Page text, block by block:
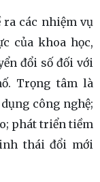
ra các nhiệm vụ
của khoa học,
đổi số đối với
Trọng tâm là
công nghệ;
phát triển tiềm
thái đổi mới